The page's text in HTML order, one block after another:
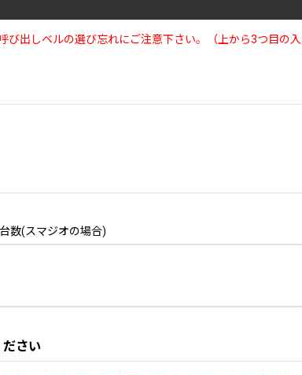
出しベルの選び忘れにご注意下さい。（上から3つ目の
数(スマジオの場合)
ださい